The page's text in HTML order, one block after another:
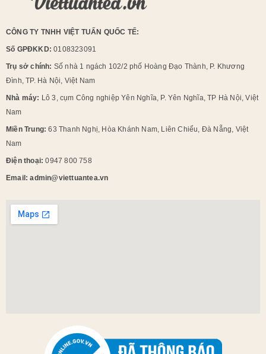
CÔNG TY TNHH VIỆT TUẤN QUỐC TẾ:
Số GPĐKKD: 0108323091
Trụ sở chính: Số nhà 1 ngách 102/2 phố Hoàng Đạo Thành, P. Khương
Đình, TP. Hà Nội, Việt Nam
Nhà máy: Lô 3, cụm Công nghiệp Yên Nghĩa, P. Yên Nghĩa, TP Hà Nội, Việt
Nam
Miền Trung:63 Thanh Nghị, Hòa Khánh Nam, Liên Chiểu, Đà Nẵng, Việt
Nam
Điện thoại:0947 800 758
Email: admin@viettuantea.vn